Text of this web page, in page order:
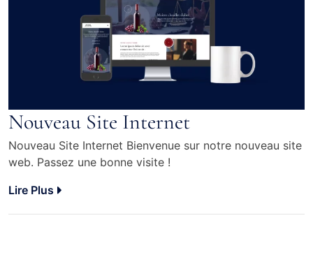
Nouveau Site Internet
Nouveau Site Internet Bienvenue sur notre nouveau site
web. Passez une bonne visite !
Lire Plus